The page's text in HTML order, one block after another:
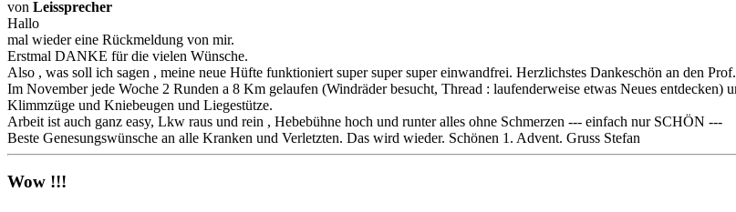
von Leissprecher
Hallo
mal wieder eine Rückmeldung von mir.
Erstmal DANKE für die vielen Wünsche.
Also , was soll ich sagen , meine neue Hüfte funktioniert super super super einwandfrei. Herzlichstes Dankeschön an den
Im November jede Woche 2 Runden a 8 Km gelaufen (Windräder besucht, Thread : laufenderweise etwas Neues
Klimmzüge und Kniebeugen und Liegestütze.
Arbeit ist auch ganz easy, Lkw raus und rein , Hebebühne hoch und runter alles ohne Schmerzen --- einfach nur SCHÖN ---
Beste Genesungswünsche an alle Kranken und Verletzten. Das wird wieder. Schönen 1. Advent. Gruss Stefan
Wow !!!